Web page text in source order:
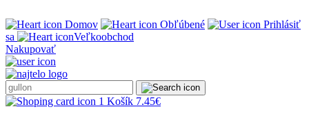
Domov Obľúbené
Prihlásiť
sa
Veľkoobchod
Nakupovať
1 Košík 7.45€